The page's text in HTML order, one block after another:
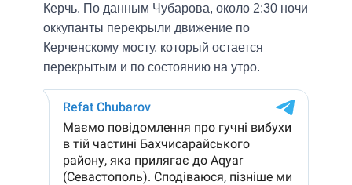
Керчь. По данным Чубаровa, около 2:30 ночи
оккупанты перекрыли движение по
Керченскому мосту, который остается
перекрытым и по состоянию на утро.